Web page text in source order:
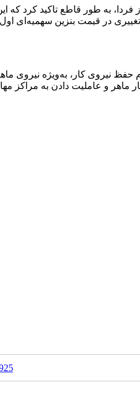
فردا، به طور قاطع تاکید کرد
در قیمت بنزین سهمیه‌ای
ماهر و عاملیت دادن به مراکز